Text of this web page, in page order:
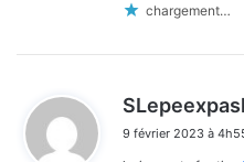
chargement…
9 février 2023 à